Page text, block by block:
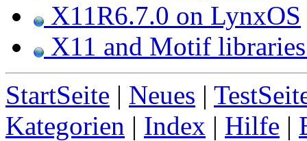
X11R6.7.0 on LynxOS
X11 and Motif
StartSeite | Neues |
Kategorien | Index | Hilfe |